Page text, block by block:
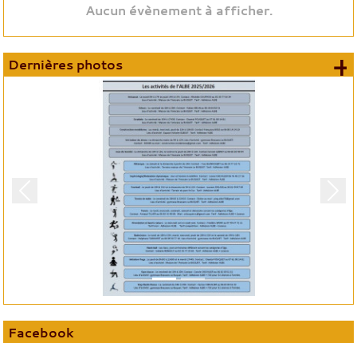
Aucun évènement à afficher.
Dernières photos
Facebook